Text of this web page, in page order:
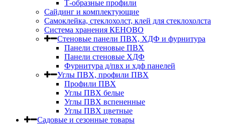
Т-образные профили
Сайдинг и комплектующие
Самоклейка, стеклохолст, клей для стеклохолста
Система хранения КЕНОВО
Стеновые панели ПВХ, ХДФ и фурнитура
Панели стеновые ПВХ
Панели стеновые ХДФ
Фурнитура д/пвх и хдф панелей
Углы ПВХ, профили ПВХ
Профили ПВХ
Углы ПВХ белые
Углы ПВХ вспененные
Углы ПВХ цветные
Садовые и сезонные товары